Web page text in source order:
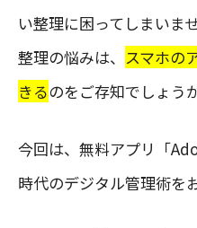
い整理に困ってしまい
整理の悩みは、 スマホの
きるのをご存知でしょうか
今回は、無料アプリ「
時代のデジタル管理術を